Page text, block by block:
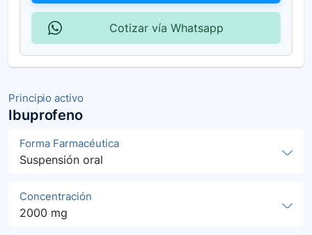
Principio activo
Ibuprofeno
Forma Farmacéutica
Suspensión oral
Concentración
2000 mg
Cotizar vía Whatsapp